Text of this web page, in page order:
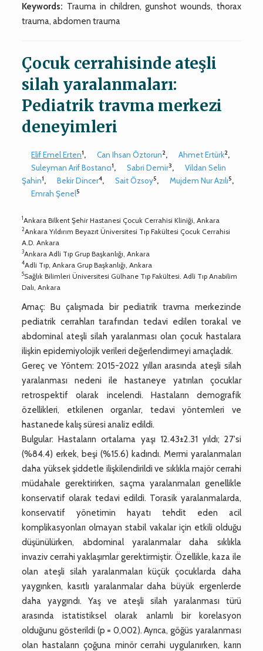
Keywords: Trauma in children, gunshot wounds, thorax
trauma, abdomen trauma
Çocuk cerrahisinde ateşli
silah yaralanmaları:
Pediatrik travma merkezi
deneyimleri
Elif Emel Erten1, Can Ihsan Öztorun2, Ahmet Ertürk2,
Suleyman Arif Bostancı1, Sabri Demir3,
Vildan Selin
Şahin1, Bekir Dincer4, Sait Özsoy5, Mujdem Nur Azılı5,
Emrah Şenel5
1Ankara Bilkent Şehir Hastanesi Çocuk Cerrahisi Kliniği, Ankara
2Ankara Yıldırım Beyazıt Üniversitesi Tıp Fakültesi Çocuk Cerrahisi
A.D. Ankara
3Ankara Adli Tıp Grup Başkanlığı, Ankara
4Adli Tıp, Ankara Grup Başkanlığı, Ankara
5Sağlık Bilimleri Üniversitesi Gülhane Tıp Fakültesi. Adli Tıp Anabilim
Dalı, Ankara
Amaç: Bu çalışmada bir pediatrik travma merkezinde
pediatrik cerrahları tarafından tedavi edilen torakal ve
abdominal ateşli silah yaralanması olan çocuk hastalara
ilişkin epidemiyolojik verileri değerlendirmeyi amaçladık.
Gereç ve Yöntem: 2015-2022 yılları arasında ateşli silah
yaralanması nedeni ile hastaneye yatırılan çocuklar
retrospektif olarak incelendi. Hastaların demografik
özellikleri, etkilenen organlar, tedavi yöntemleri ve
hastanede kalış süresi analiz edildi.
Bulgular: Hastaların ortalama yaşı 12.43±2.31 yıldı; 27'si
(%84.4) erkek, beşi (%15.6) kadındı. Mermi yaralanmaları
daha yüksek şiddetle ilişkilendirildi ve sıklıkla majör cerrahi
müdahale gerektirirken, saçma yaralanmaları genellikle
konservatif olarak tedavi edildi. Torasik yaralanmalarda,
konservatif yönetimin hayatı tehdit eden acil
komplikasyonları olmayan stabil vakalar için etkili olduğu
düşünülürken, abdominal yaralanmalar daha sıklıkla
invaziv cerrahi yaklaşımlar gerektirmiştir. Özellikle, kaza ile
olan ateşli silah yaralanmaları küçük çocuklarda daha
yaygınken, kasıtlı yaralanmalar daha büyük ergenlerde
daha yaygındı. Yaş ve ateşli silah yaralanması türü
arasında istatistiksel olarak anlamlı bir korelasyon
olduğunu gösterildi (p = 0,002). Ayrıca, göğüs yaralanması
olan hastaların çoğuna minör cerrahi uygulanırken, karın